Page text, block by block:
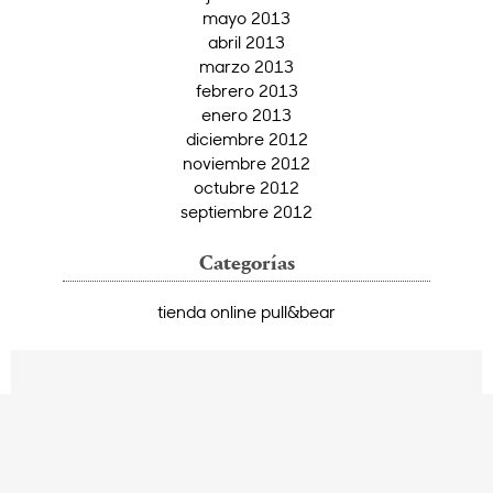
mayo 2013
abril 2013
marzo 2013
febrero 2013
enero 2013
diciembre 2012
noviembre 2012
octubre 2012
septiembre 2012
Categorías
tienda online pull&bear